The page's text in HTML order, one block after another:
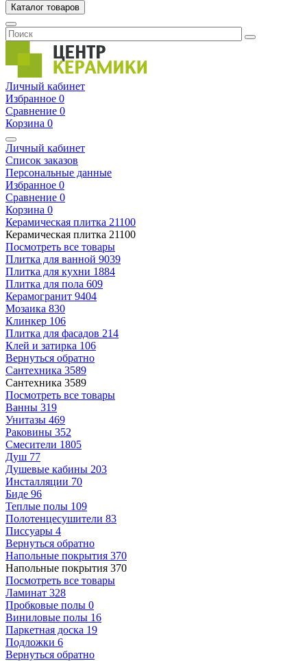
Каталог товаров
Личный кабинет
Избранное 0
Сравнение 0
Корзина 0
Личный кабинет
Список заказов
Персональные данные
Избранное 0
Сравнение 0
Корзина 0
Керамическая плитка 21100
Керамическая плитка 21100
Посмотреть все товары
Плитка для ванной 9039
Плитка для кухни 1884
Плитка для пола 609
Керамогранит 9404
Мозаика 830
Клинкер 106
Плитка для фасадов 214
Клей и затирка 106
Вернуться обратно
Сантехника 3589
Сантехника 3589
Посмотреть все товары
Ванны 319
Унитазы 469
Раковины 352
Смесители 1805
Душ 77
Душевые кабины 203
Инсталляции 70
Биде 96
Теплые полы 109
Полотенцесушители 83
Писсуары 4
Вернуться обратно
Напольные покрытия 370
Напольные покрытия 370
Посмотреть все товары
Ламинат 328
Пробковые полы 0
Виниловые полы 16
Паркетная доска 19
Подложки 6
Вернуться обратно